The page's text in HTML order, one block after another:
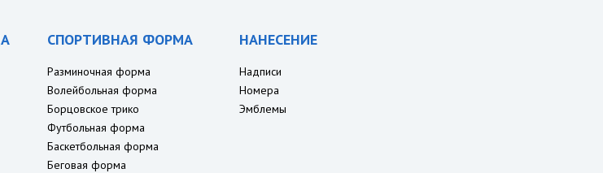
СПОРТИВНАЯ ФОРМА
Разминочная форма
Волейбольная форма
Борцовское трико
Футбольная форма
Баскетбольная форма
Беговая форма
НАНЕСЕНИЕ
Надписи
Номера
Эмблемы